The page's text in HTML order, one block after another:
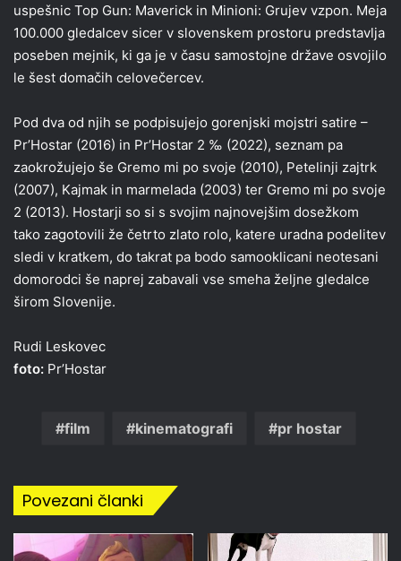
uspešnic Top Gun: Maverick in Minioni: Grujev vzpon. Meja
100.000 gledalcev sicer v slovenskem prostoru predstavlja
poseben mejnik, ki ga je v času samostojne države osvojilo
le šest domačih celovečercev.
Pod dva od njih se podpisujejo gorenjski mojstri satire –
Pr’Hostar (2016) in Pr’Hostar 2 ‰ (2022), seznam pa
zaokrožujejo še Gremo mi po svoje (2010), Petelinji zajtrk
(2007), Kajmak in marmelada (2003) ter Gremo mi po svoje
2 (2013). Hostarji so si s svojim najnovejšim dosežkom
tako zagotovili že četrto zlato rolo, katere uradna podelitev
sledi v kratkem, do takrat pa bodo samooklicani neotesani
domorodci še naprej zabavali vse smeha željne gledalce
širom Slovenije.
Rudi Leskovec
foto: Pr’Hostar
film kinematografi pr hostar
Povezani članki